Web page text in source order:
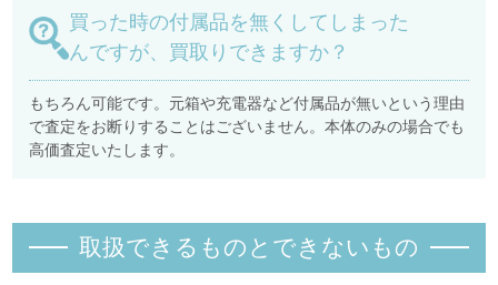
買った時の付属品を無くしてしまった
んですが、買取りできますか？
もちろん可能です。元箱や充電器など付属品が無いという理由
で査定をお断りすることはございません。本体のみの場合でも
高価査定いたします。
取扱できるものとできないもの